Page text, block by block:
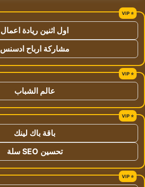
اول اثنين ريادة اعمال
مشاركة ارباح ادسنس
عالم الشباب
باقة باك لينك
تحسين SEO سلة